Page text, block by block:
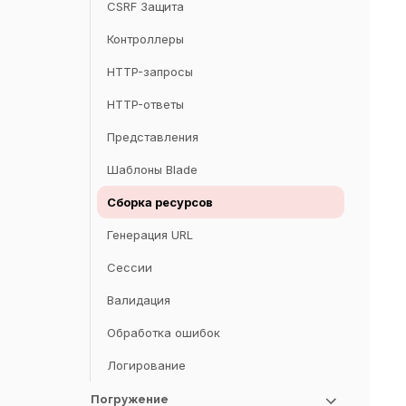
CSRF Защита
Контроллеры
HTTP-запросы
HTTP-ответы
Представления
Шаблоны Blade
Сборка ресурсов
Генерация URL
Сессии
Валидация
Обработка ошибок
Логирование
Погружение